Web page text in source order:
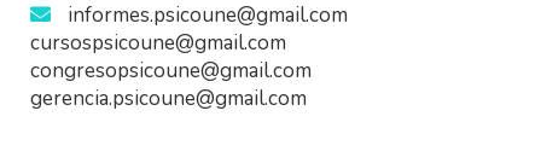
informes.psicoune@gmail.com
cursospsicoune@gmail.com
congresopsicoune@gmail.com
gerencia.psicoune@gmail.com